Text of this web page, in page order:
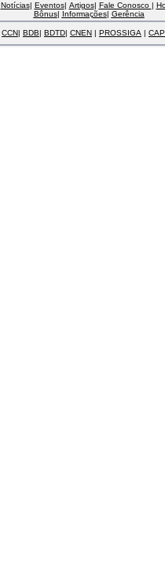
Notícias| Eventos| Artigos| Fale Conosco |
Bônus| Informações| Gerência
CCN| BDB| BDTD| CNEN | PROSSIGA |